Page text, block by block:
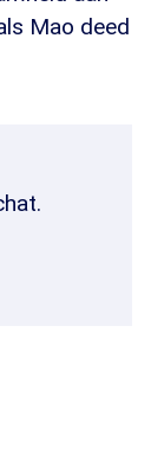
Mao deed